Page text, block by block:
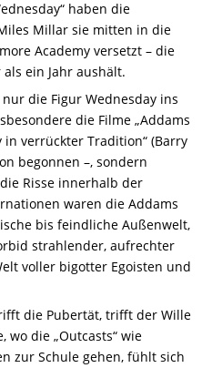
haben die
Millar sie mitten in die
Academy versetzt – die
ein Jahr aushält.
die Figur Wednesday ins
die Filme „Addams
in verrückter Tradition“ (Barry
begonnen –, sondern
Risse innerhalb der
waren die Addams
bis feindliche Außenwelt,
strahlender, aufrechter
voller bigotter Egoisten und
die Pubertät, trifft der Wille
wo die „Outcasts“ wie
zur Schule gehen, fühlt sich